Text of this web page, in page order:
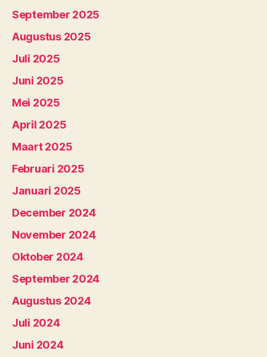
September 2025
Augustus 2025
Juli 2025
Juni 2025
Mei 2025
April 2025
Maart 2025
Februari 2025
Januari 2025
December 2024
November 2024
Oktober 2024
September 2024
Augustus 2024
Juli 2024
Juni 2024